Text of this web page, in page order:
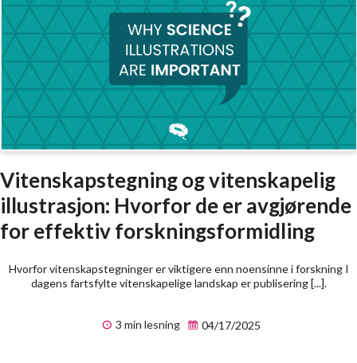
Vitenskapstegning og vitenskapelig
illustrasjon: Hvorfor de er avgjørende
for effektiv forskningsformidling
Hvorfor vitenskapstegninger er viktigere enn noensinne i forskning I
dagens fartsfylte vitenskapelige landskap er publisering [...].
3 min lesning 04/17/2025